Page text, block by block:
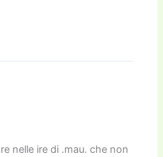
nelle ire di .mau. che non